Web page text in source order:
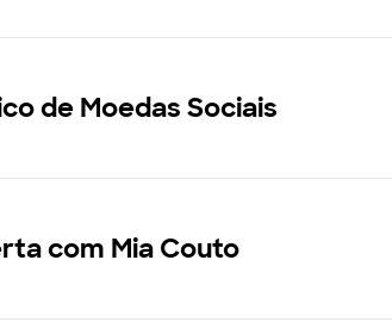
de Moedas Sociais
com Mia Couto